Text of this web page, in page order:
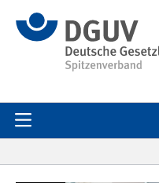
Skip to Video Lists
Skip to Page Information